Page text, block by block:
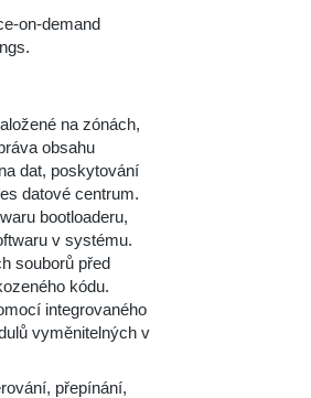
on-demand
na zónách,
obsahu
dat, poskytování
datové centrum.
bootloaderu,
v systému.
souborů před
kódu.
integrovaného
vyměnitelných v
přepínání,